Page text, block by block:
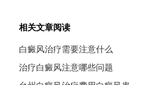
相关文章阅读
白癜风治疗需要注意什么
治疗白癜风注意哪些问题